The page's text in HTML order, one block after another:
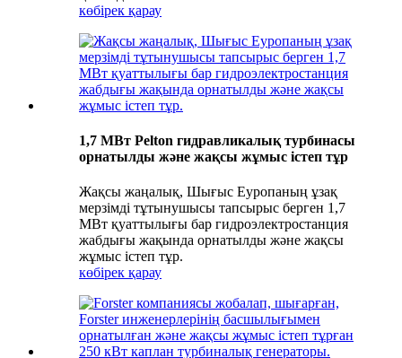
көбірек қарау
1,7 МВт Pelton гидравликалық турбинасы
орнатылды және жақсы жұмыс істеп тұр
Жақсы жаңалық, Шығыс Еуропаның ұзақ
мерзімді тұтынушысы тапсырыс берген 1,7
МВт қуаттылығы бар гидроэлектростанция
жабдығы жақында орнатылды және жақсы
жұмыс істеп тұр.
көбірек қарау